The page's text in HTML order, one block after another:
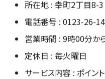
所在地 : 幸町2丁目8-3
電話番号 : 0123-26-
営業時間 : 9時00分か
定休日 : 毎火曜日
サービス内容 : ポイン